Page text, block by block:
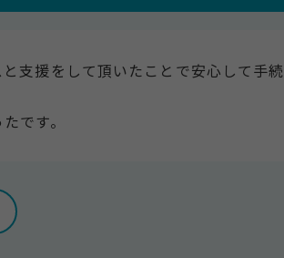
支援をして頂いたことで安心して手続
です。